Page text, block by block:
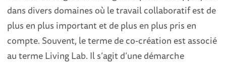
dans divers domaines où le travail collaboratif est de
plus en plus important et de plus en plus pris en
compte. Souvent, le terme de co-création est associé
au terme Living Lab. Il s’agit d’une démarche